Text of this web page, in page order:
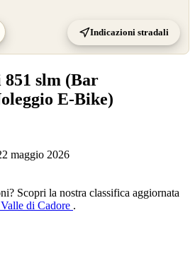
Indicazioni stradali
851 slm (Bar
E-Bike)
maggio 2026
Scopri la nostra classifica aggiornata
di Cadore .